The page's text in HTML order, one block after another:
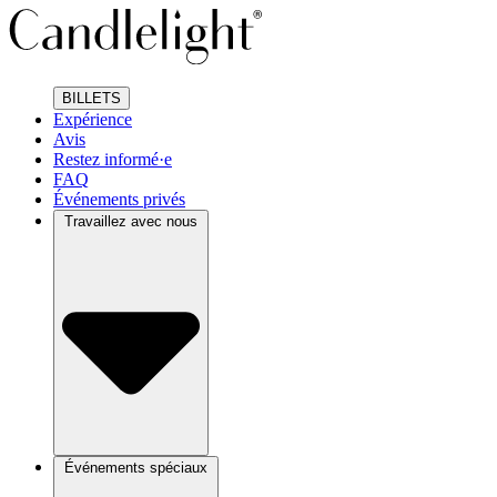
BILLETS
Expérience
Avis
Restez informé·e
FAQ
Événements privés